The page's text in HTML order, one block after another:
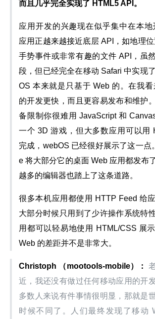
而且几乎完全实现了 HTML5 API。
应用开发的兴趣现在似乎集中在本地
应用正越来越接近底层 API，如地理
手势事件或非常有趣的文件 API，虽
段，但已经完全在移动 Safari 中实现
OS 本来就是只基于 Web 的。在我看
的开发更快，而且更容易发布和维护
备限制你很难用 JavaScript 和
一个 3D 游戏，但大多数应用可以用
完成，webOS 已经很好展示了这一点
e 将大部分它的桌面 Web 应用都发布
越多的编辑器也踏上了这条道路。
很多本机应用都使用 HTTP Feed 给
大部分时候只用到了少许操作系统特
用都可以轻易地使用 HTML/CSS 展
Web 的差距并不是非常大。
Christoph （mootools-mobile）：
近，我还没有做过任何移动应用的开
多数人来说有件事情很明显，那就是
时候不同了。人们最终发现了移动